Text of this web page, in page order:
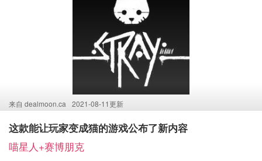
来自 dealmoon.ca 2021-08-11更新
这款能让玩家变成猫的游戏公布了新内容
喵星人+赛博朋克